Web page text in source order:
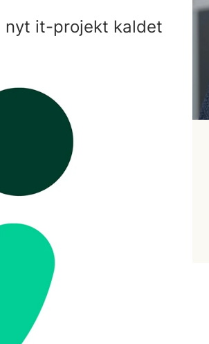
nyt it-projekt kaldet